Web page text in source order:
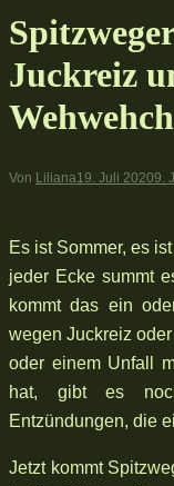
Juckreiz
Von Liliana19. Juli 20209.
Es ist Sommer, es
jeder Ecke summt
kommt das ein
wegen Juckreiz
oder einem Unfall
hat, gibt es
Entzündungen, die
Jetzt kommt